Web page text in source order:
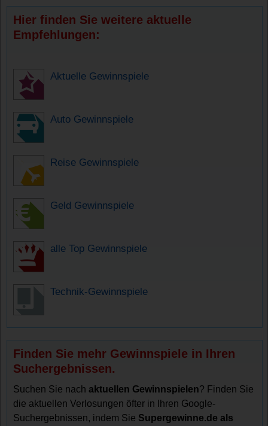
Hier finden Sie weitere aktuelle
Empfehlungen:
Aktuelle Gewinnspiele
Auto Gewinnspiele
Reise Gewinnspiele
Geld Gewinnspiele
alle Top Gewinnspiele
Technik-Gewinnspiele
Finden Sie mehr Gewinnspiele in Ihren
Suchergebnissen.
Suchen Sie nachaktuellen Gewinnspielen? Finden Sie
die aktuellen Verlosungen öfter in Ihren Google-
Suchergebnissen, indem Sie Supergewinne.de als